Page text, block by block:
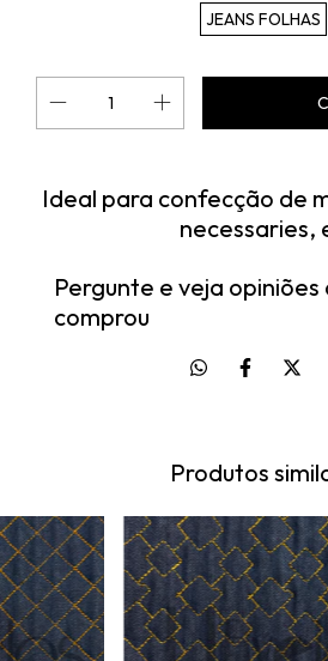
JEANS FOLHAS
Ideal para confecção de
necessaries,
Pergunte e veja opiniões
comprou
Produtos